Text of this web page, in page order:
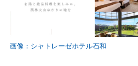
画像：シャトレーゼホテル石和